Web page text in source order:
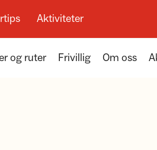
Aktiviteter
og ruter Frivillig Om oss